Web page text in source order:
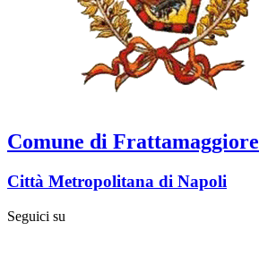
Comune di Frattamaggiore
Città Metropolitana di Napoli
Seguici su